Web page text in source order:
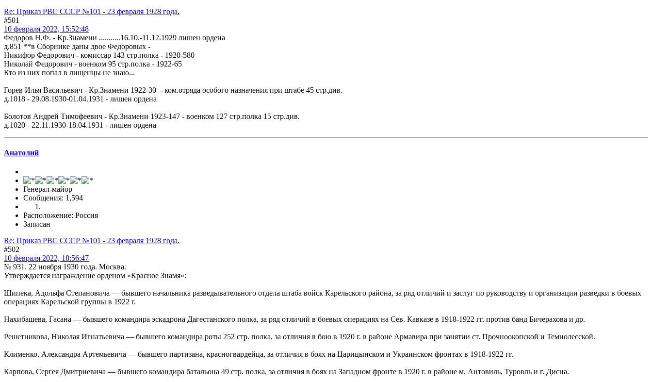
Re: Приказ РВС СССР №101 - 23 февраля 1928 года.
#501
10 февраля 2022, 15:52:48
Федоров Н.Ф. - Кр.Знамени ...........16.10.-11.12.1929 лишен ордена
д.851 **в Сборнике даны двое Федоровых -
Никифор Федорович - комиссар 143 стр.полка - 1920-580
Николай Федорович - военком 95 стр.полка - 1922-65
Кто из них попал в лищенцы не знаю...
Горев Илья Васильевич - Кр.Знамени 1922-30 - ком.отряда особого назначения при штабе 45 стр.див.
д.1018 - 29.08.1930-01.04.1931 - лишен ордена
Болотов Андрей Тимофеевич - Кр.Знамени 1923-147 - военком 127 стр.полка 15 стр.див.
д.1020 - 22.11.1930-18.04.1931 - лишен ордена
Анатолий
Генерал-майор
Сообщения: 1,594
Расположение: Россия
Записан
Re: Приказ РВС СССР №101 - 23 февраля 1928 года.
#502
10 февраля 2022, 18:56:47
№ 931. 22 ноября 1930 года. Москва.
Утверждается награждение орденом «Красное Знамя»:
Шипека, Адольфа Степановича — бывшего начальника разведывательного отдела штаба войск Карельского района, за ряд отличий и заслуг по руководству и организации разведки в боевых
операциях Карельской группы в 1922 г.
Нахибашева, Гасана — бывшего командира эскадрона Дагестанского полка, за ряд отличий в боевых операциях на Сев. Кавказе в 1918-1922 гг. против банд Бичерахова и др.
Решетникова, Николая Игнатьевича — бывшего командира роты 252 стр. полка, за отличия в бою в 1920 г. в районе Армавира при занятии ст. Прочноокопской и Темнолесской.
Клименко, Александра Артемьевича — бывшего партизана, красногвардейца, за отличия в боях на Царицынском и Украинском фронтах в 1918-1922 гг.
Карпова, Сергея Дмитриевича — бывшего командира батальона 49 стр. полка, за отличия в боях на Западном фронте в 1920 г. в районе м. Антовиль, Туровль и г. Дисна.